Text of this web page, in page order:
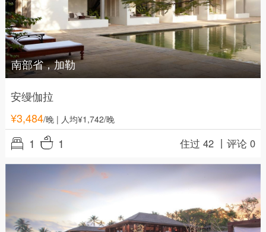
南部省，加勒
安缦伽拉
¥3,484/晚| 人均¥1,742/晚
1 1 住过 42 丨评论 0